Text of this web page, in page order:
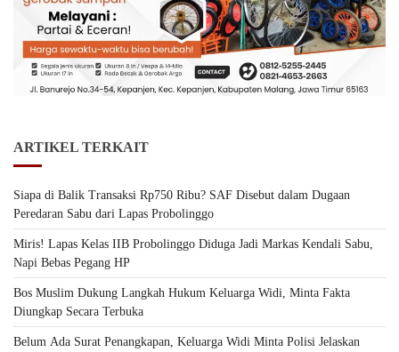
ARTIKEL TERKAIT
Siapa di Balik Transaksi Rp750 Ribu? SAF Disebut dalam Dugaan
Peredaran Sabu dari Lapas Probolinggo
Miris! Lapas Kelas IIB Probolinggo Diduga Jadi Markas Kendali Sabu,
Napi Bebas Pegang HP
Bos Muslim Dukung Langkah Hukum Keluarga Widi, Minta Fakta
Diungkap Secara Terbuka
Belum Ada Surat Penangkapan, Keluarga Widi Minta Polisi Jelaskan